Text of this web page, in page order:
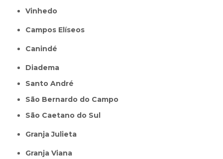
Vinhedo
Campos Elíseos
Canindé
Diadema
Santo André
São Bernardo do Campo
São Caetano do Sul
Granja Julieta
Granja Viana